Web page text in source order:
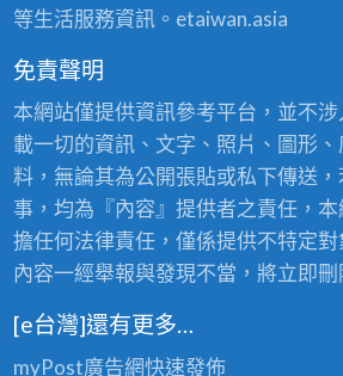
等生活服務資訊。etaiwan.asia
免責聲明
本網站僅提供資訊參考平台，並不
載一切的資訊、文字、照片、圖形
料，無論其為公開張貼或私下傳送
事，均為『內容』提供者之責任，
擔任何法律責任，僅係提供不特定
內容一經舉報與發現不當，將立即刪
[e台灣]還有更多…
myPost廣告網快速發佈